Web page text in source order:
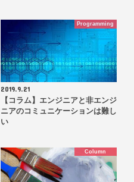
Programming
2019.9.21
【コラム】エンジニアと非エンジ
ニアのコミュニケーションは難し
い
Column